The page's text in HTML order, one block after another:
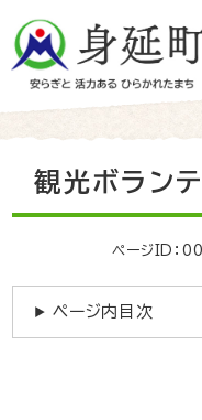
ー
先
観光ボラン
ページID：
ページ内目次